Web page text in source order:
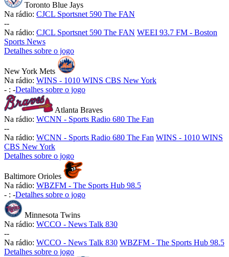
Toronto Blue Jays
Na rádio: CJCL Sportsnet 590 The FAN
--
Na rádio: CJCL Sportsnet 590 The FAN WEEI 93.7 FM - Boston
Sports News
Detalhes sobre o jogo
New York Mets
Na rádio: WINS - 1010 WINS CBS New York
- : -Detalhes sobre o jogo
Atlanta Braves
Na rádio: WCNN - Sports Radio 680 The Fan
--
Na rádio: WCNN - Sports Radio 680 The Fan WINS - 1010 WINS
CBS New York
Detalhes sobre o jogo
Baltimore Orioles
Na rádio: WBZFM - The Sports Hub 98.5
- : -Detalhes sobre o jogo
Minnesota Twins
Na rádio: WCCO - News Talk 830
--
Na rádio: WCCO - News Talk 830 WBZFM - The Sports Hub 98.5
Detalhes sobre o jogo